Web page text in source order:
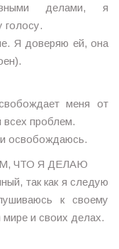
делами, я
голосу.
Я доверяю ей, она
меня от
проблем.
освобождаюсь.
ЧТО Я ДЕЛАЮ
так как я следую
к своему
и своих делах.